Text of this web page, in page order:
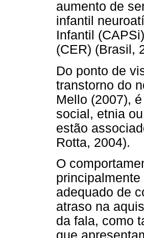
aumento de
infantil
Infantil
(CER) (Brasil,
Do ponto de
transtorno do
Mello (2007),
social, etnia
estão
Rotta, 2004).
O
adequado de
atraso na
da fala, como
que